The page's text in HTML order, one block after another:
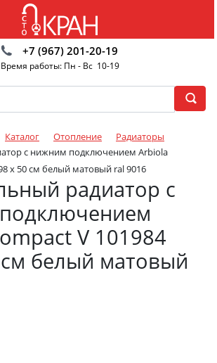
+7 (967) 201-20-19
Время работы: Пн - Вс 10-19
Каталог Отопление
Радиаторы
с нижним подключением Arbiola
х 50 см белый матовый ral 9016
радиатор с
V 101984
белый матовый